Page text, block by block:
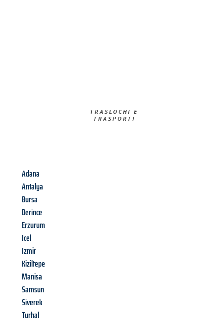
TRASLOCHI E
TRASPORTI​
Adana
Antalya
Bursa
Derince
Erzurum
Icel
Izmir
Kiziltepe
Manisa
Samsun
Siverek
Turhal